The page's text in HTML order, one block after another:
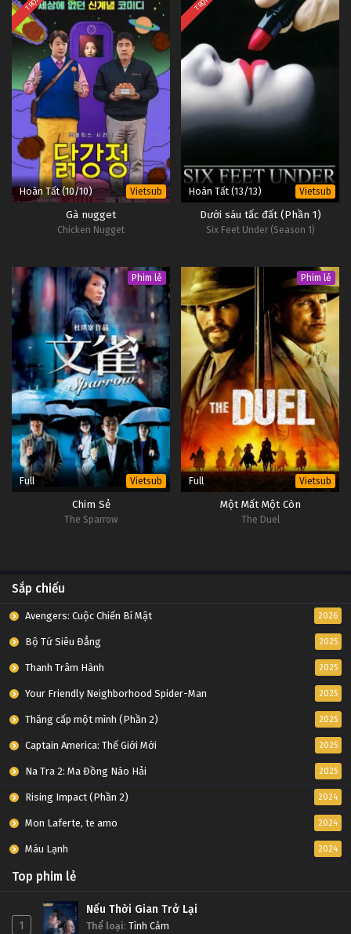
Hoàn Tất (10/10) Vietsub
Gà nugget
Chicken Nugget
Hoàn Tất (13/13) Vietsub
Dưới sáu tấc đất (Phần 1)
Six Feet Under (Season 1)
Phim lẻ
Full Vietsub
Chim Sẻ
The Sparrow
Phim lẻ
Full Vietsub
Một Mất Một Còn
The Duel
Sắp chiếu
Avengers: Cuộc Chiến Bí Mật 2026
Bộ Tứ Siêu Đẳng 2025
Thanh Trâm Hành 2025
Your Friendly Neighborhood Spider-Man 2025
Thăng cấp một mình (Phần 2) 2025
Captain America: Thế Giới Mới 2025
Na Tra 2: Ma Đồng Náo Hải 2025
Rising Impact (Phần 2) 2024
Mon Laferte, te amo 2024
Máu Lạnh 2024
Top phim lẻ
1
Nếu Thời Gian Trở Lại
Thể loại: Tình Cảm